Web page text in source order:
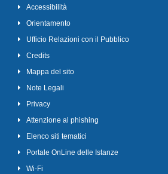
Accessibilità
Orientamento
Ufficio Relazioni con il Pubblico
Credits
Mappa del sito
Note Legali
Privacy
Attenzione al phishing
Elenco siti tematici
Portale OnLine delle Istanze
Wi-Fi